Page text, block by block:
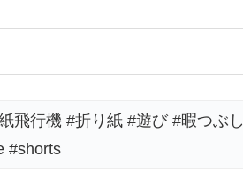
飛行機 #折り紙 #遊び #暇つぶし
#shorts